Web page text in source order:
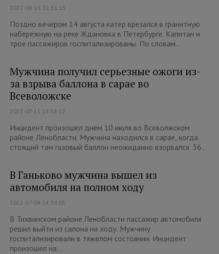
2022-08-15 12:51:15
Поздно вечером 14 августа катер врезался в гранитную
набережную на реке Ждановка в Петербурге. Капитан и
трое пассажиров госпитализированы. По словам...
Мужчина получил серьезные ожоги из-
за взрыва баллона в сарае во
Всеволожске
2022-07-11 18:56:12
Инцидент произошел днем 10 июля во Всеволжском
районе Ленобласти. Мужчина находился в сарае, когда
стоящий там газовый баллон неожиданно взорвался. 36...
В Ганьково мужчина вышел из
автомобиля на полном ходу
2022-07-04 14:39:05
В Тихвинском районе Ленобласти пассажир автомобиля
решил выйти из салона на ходу. Мужчину
госпитализировали в тяжелом состоянии. Инцидент
произошел на...